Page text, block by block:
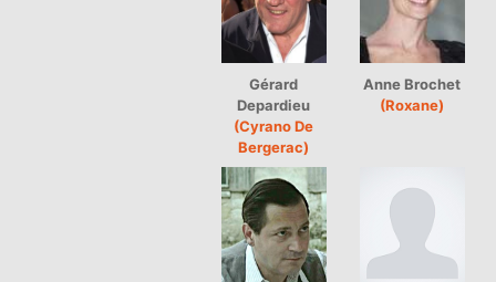
Gérard
Depardieu
(Cyrano De
Bergerac)
Anne Brochet
(Roxane)